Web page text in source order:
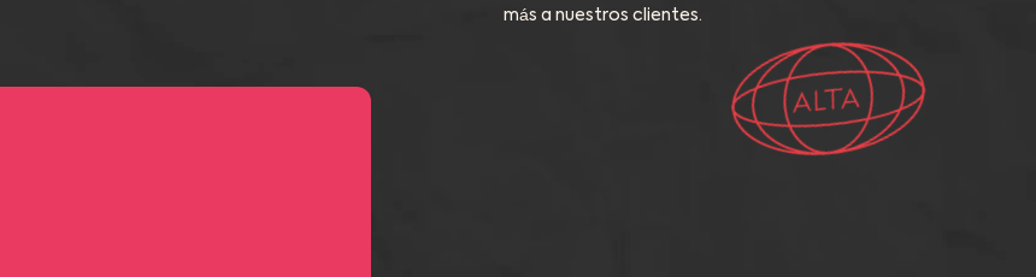
más a nuestros clientes.